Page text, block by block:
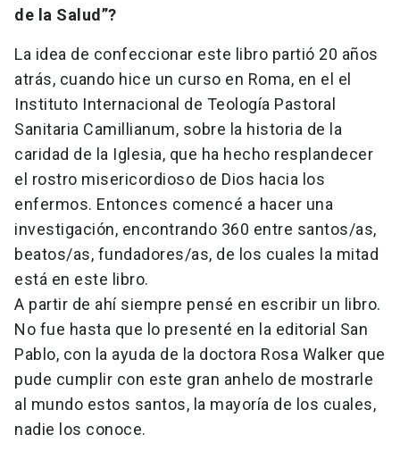
de la Salud”?
La idea de confeccionar este libro partió 20 años
atrás, cuando hice un curso en Roma, en el el
Instituto Internacional de Teología Pastoral
Sanitaria Camillianum, sobre la historia de la
caridad de la Iglesia, que ha hecho resplandecer
el rostro misericordioso de Dios hacia los
enfermos. Entonces comencé a hacer una
investigación, encontrando 360 entre santos/as,
beatos/as, fundadores/as, de los cuales la mitad
está en este libro.
A partir de ahí siempre pensé en escribir un libro.
No fue hasta que lo presenté en la editorial San
Pablo, con la ayuda de la doctora Rosa Walker que
pude cumplir con este gran anhelo de mostrarle
al mundo estos santos, la mayoría de los cuales,
nadie los conoce.